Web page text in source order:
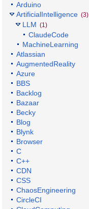
Arduino
ArtificialIntelligence (3)
LLM (1)
ClaudeCode
MachineLearning
Atlassian
AugmentedReality
Azure
BBS
Backlog
Bazaar
Becky
Blog
Blynk
Browser
C
C++
CDN
CSS
ChaosEngineering
CircleCI